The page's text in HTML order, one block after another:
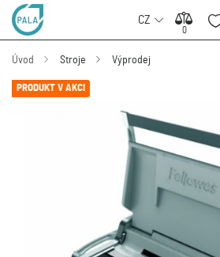
CZ
0
0
Úvod Stroje Výprodej
PRODUKT V AKCI